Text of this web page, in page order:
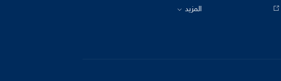
المزيد